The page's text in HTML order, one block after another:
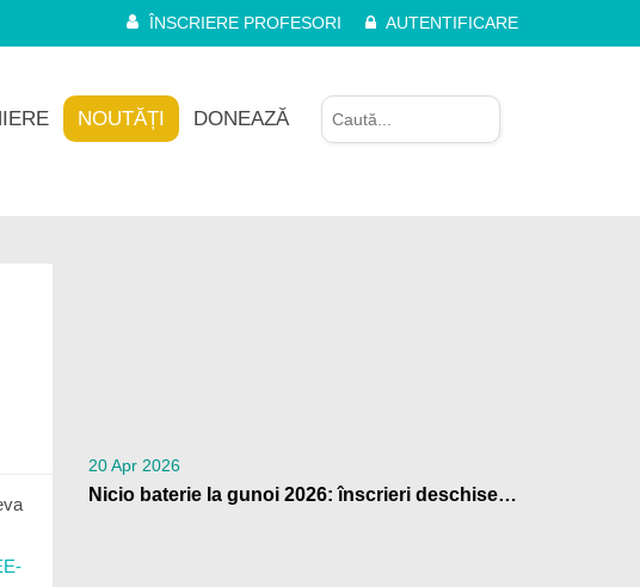
ÎNSCRIERE PROFESORI AUTENTIFICARE
NOUTĂȚI DONEAZĂ
20 Apr 2026
Nicio baterie la gunoi 2026: înscrieri deschise pentru școli